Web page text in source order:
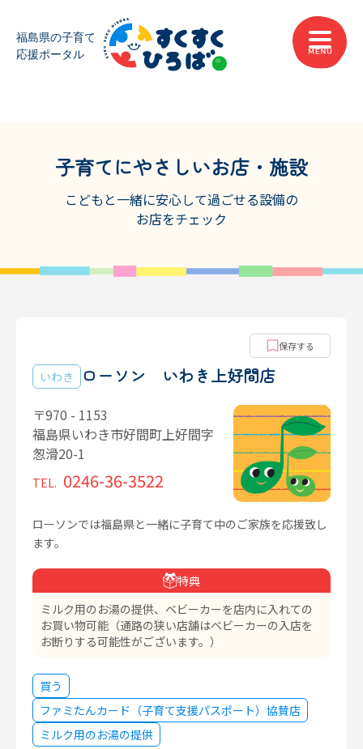
子育てにやさしいお店・施設
こどもと一緒に安心して過ごせる設備の
お店をチェック
保存する
いわき ローソン いわき上好間店
〒970 - 1153
福島県いわき市好間町上好間字
怱滑20-1
TEL. 0246-36-3522
ローソンでは福島県と一緒に子育て中のご家族を応援致し
ます。
特典
ミルク用のお湯の提供、ベビーカーを店内に入れての
お買い物可能（通路の狭い店舗はベビーカーの入店を
お断りする可能性がございます。）
買う
ファミたんカード（子育て支援パスポート）協賛店
ミルク用のお湯の提供